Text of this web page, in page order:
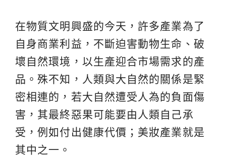
在物質文明興盛的今天，許多產業為了
自身商業利益，不斷迫害動物生命、破
壞自然環境，以生產迎合市場需求的產
品。殊不知，人類與大自然的關係是緊
密相連的，若大自然遭受人為的負面傷
害，其最終惡果可能要由人類自己承
受，例如付出健康代價；美妝產業就是
其中之一。